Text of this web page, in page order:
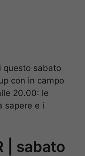
questo sabato
con in campo
20.00: le
sapere e i
| sabato